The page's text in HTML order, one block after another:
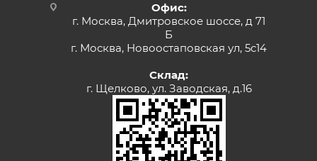
Офис:
г. Москва, Дмитровское шоссе, д 71
Б
г. Москва, Новоостаповская ул, 5с14
Склад:
г. Щелково, ул. Заводская, д.16